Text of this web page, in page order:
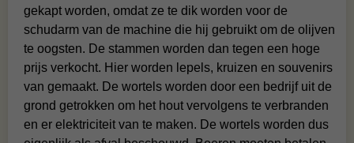
gekapt worden, omdat ze te dik worden voor de
schudarm van de machine die hij gebruikt om de olijven
te oogsten. De stammen worden dan tegen een hoge
prijs verkocht. Hier worden lepels, kruizen en souvenirs
van gemaakt. De wortels worden door een bedrijf uit de
grond getrokken om het hout vervolgens te verbranden
en er elektriciteit van te maken. De wortels worden dus